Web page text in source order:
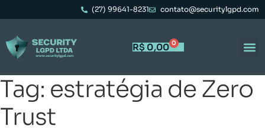
(27) 99641-8231 contato@securitylgpd.com
R$ 0,00 0
Tag: estratégia de Zero
Trust